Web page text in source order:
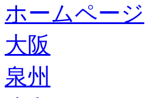
ホームページ
大阪
泉州